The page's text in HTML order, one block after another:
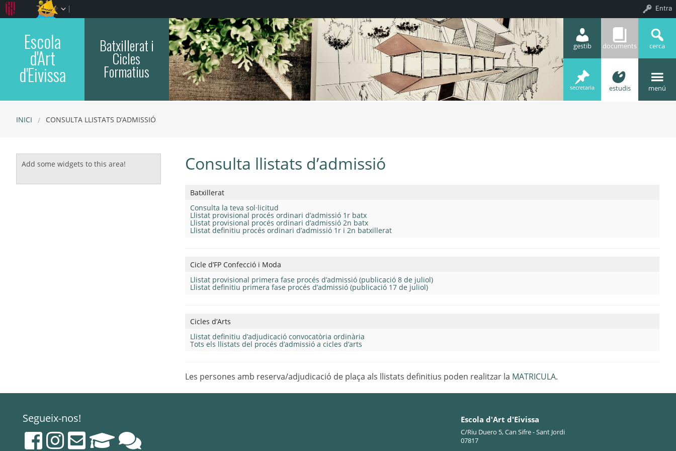
Escola
d'Art
d'Eivissa
Batxillerat i
Cicles
Formatius
moda-2
interactivo-1
impreso-1
forja-2
ebenisteria-2
batxiller-1
moda-1
moblament-2
interactivo-2
impreso-2
forja-1
ebenisteria-1
batxiller-2
gestib documents cerca
secretaria estudis menú
INICI CONSULTA LLISTATS D’ADMISSIÓ
Consulta llistats d’admissió
Batxillerat
Consulta la teva sol·licitud
Llistat provisional procés ordinari d’admissió 1r batx
Llistat provisional procés ordinari d’admissió 2n batx
Llistat definitiu procés ordinari d’admissió 1r i 2n batxillerat
Cicle d’FP Confecció i Moda
Llistat provisional primera fase procés d’admissió (publicació 8 de juliol)
Llistat definitiu primera fase procés d’admissió (publicació 17 de juliol)
Cicles d’Arts
Llistat definitiu d’adjudicació convocatòria ordinària
Tots els llistats del procés d’admissió a cicles d’arts
Les persones amb reserva/adjudicació de plaça als llistats definitius poden realitzar la MATRICULA.
Add some widgets to this area!
Segueix-nos! Escola d'Art d'Eivissa
C/Riu Duero 5, Can Sifre - Sant Jordi
07817
Entra